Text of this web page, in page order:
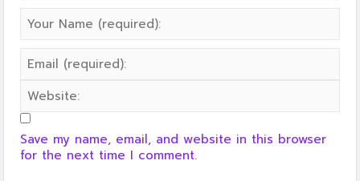
Save my name, email, and website in this browser
for the next time I comment.